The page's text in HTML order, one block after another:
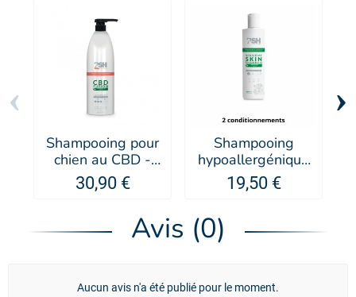
Shampooing pour
chien au CBD -
PSH
30,90 €
Shampooing
hypoallergénique
pour chien
Sensitive - PSH
19,50 €
‹ ›
Avis (0)
Aucun avis n'a été publié pour le moment.